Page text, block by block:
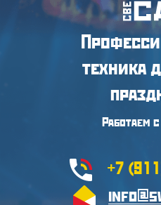
техника
Работаем
+7